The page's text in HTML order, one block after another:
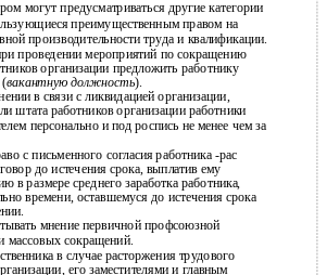
могут предусматриваться другие категории
преимущественным правом на
производительности труда и квалификации.
проведении мероприятий по сокращению
организации предложить работнику
(вакантную должность).
в связи с ликвидацией организации,
штата работников организации работники
персонально и под роспись не менее чем за
с письменного согласия работника -рас
до истечения срока, выплатив ему
в размере среднего заработка работника,
времени, оставшемуся до истечения срока
мнение первичной профсоюзной
массовых сокращений.
в случае расторжения трудового
его заместителями и главным